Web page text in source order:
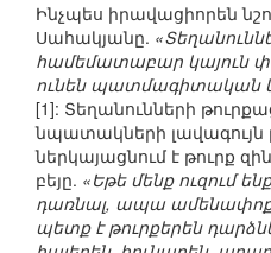
Ինչպես իրավացիորեն
Սահակյանը.
համեմատաբար կայուն
ունեն պատմագիտական
[1]: Տեղանունների
նպատակների լավագույն
ներկայացնում է թուրք
բեյը. «Եթե մենք ուզում
դառնալ, ապա
պետք է թուրքերեն